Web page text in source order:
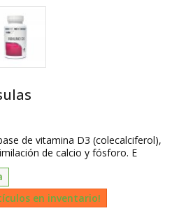
de vitamina D3 (colecalciferol),
de calcio y fósforo. E
en inventario!